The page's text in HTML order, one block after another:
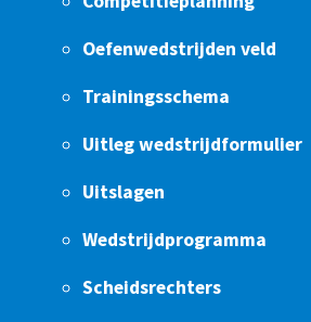
Oefenwedstrijden veld
Trainingsschema
Uitleg wedstrijdformulier
Uitslagen
Wedstrijdprogramma
Scheidsrechters